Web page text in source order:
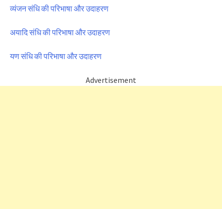
व्यंजन संधि की परिभाषा और उदाहरण
अयादि संधि की परिभाषा और उदाहरण
यण संधि की परिभाषा और उदाहरण
Advertisement